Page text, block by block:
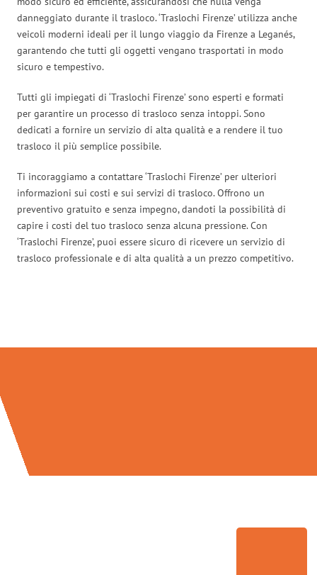
danneggiato durante il trasloco. ‘Traslochi Firenze’ utilizza anche
veicoli moderni ideali per il lungo viaggio da Firenze a Leganés,
garantendo che tutti gli oggetti vengano trasportati in modo
sicuro e tempestivo.
Tutti gli impiegati di ‘Traslochi Firenze’ sono esperti e formati
per garantire un processo di trasloco senza intoppi. Sono
dedicati a fornire un servizio di alta qualità e a rendere il tuo
trasloco il più semplice possibile.
Ti incoraggiamo a contattare ‘Traslochi Firenze’ per ulteriori
informazioni sui costi e sui servizi di trasloco. Offrono un
preventivo gratuito e senza impegno, dandoti la possibilità di
capire i costi del tuo trasloco senza alcuna pressione. Con
‘Traslochi Firenze’, puoi essere sicuro di ricevere un servizio di
trasloco professionale e di alta qualità a un prezzo competitivo.